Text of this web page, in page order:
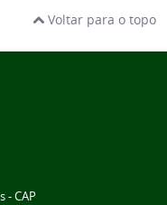
Voltar para o topo
- CAP